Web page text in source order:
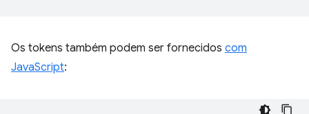
Os tokens também podem ser fornecidos com
JavaScript: